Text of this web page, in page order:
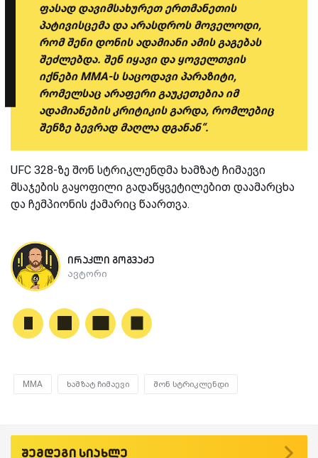
ფასად დავიმსახურეთ ერთმანეთის
პატივისცემა და არასდროს მოველოდი,
რომ შენი დონის ადამიანი ამის გაგებას
შეძლებდა. შენ იყავი და ყოველთვის
იქნები MMA-ს საცოდავი პარაზიტი,
რომელსაც არაფერი გაუკეთებია იმ
ადამიანების კრიტიკის გარდა, რომლებიც
შენზე ბევრად მაღლა დგანან“.
UFC 328-ზე შონ სტრიკლენდმა ხამზატ ჩიმაევი
მსაჯების გაყოფილი გადაწყვეტილებით დაამარცხა
და ჩემპიონის ქამარიც წაართვა.
ირაკლი გოგვაძე
ავტორი
MMA ხამზატ ჩიმაევი შონ სტრიკლენდი
შემდეგი სიახლე